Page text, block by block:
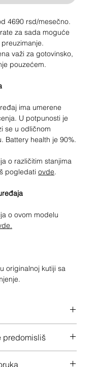
4690 rsd/mesečno.
za sada moguće
važi za gotovinsko,
pouzećem.
ima umerene
U potpunosti je
se u odličnom
Battery health je 90%.
o različitim stanjima
pogledati ovde.
o ovom modelu
originalnoj kutiji sa
predomisliš